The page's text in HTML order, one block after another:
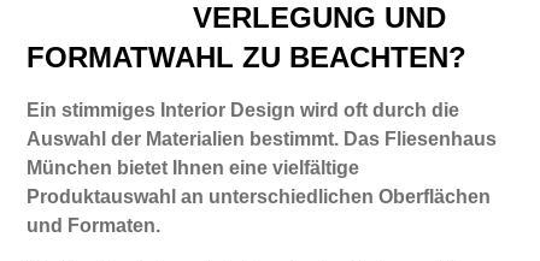
VERLEGUNG UND
FORMATWAHL ZU BEACHTEN?
Ein stimmiges Interior Design wird oft durch die
Auswahl der Materialien bestimmt. Das Fliesenhaus
München bietet Ihnen eine vielfältige
Produktauswahl an unterschiedlichen Oberflächen
und Formaten.